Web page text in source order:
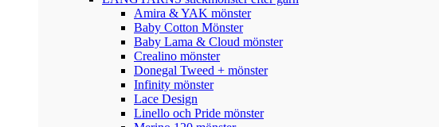
Amira & YAK mönster
Baby Cotton Mönster
Baby Lama & Cloud mönster
Crealino mönster
Donegal Tweed + mönster
Infinity mönster
Lace Design
Linello och Pride mönster